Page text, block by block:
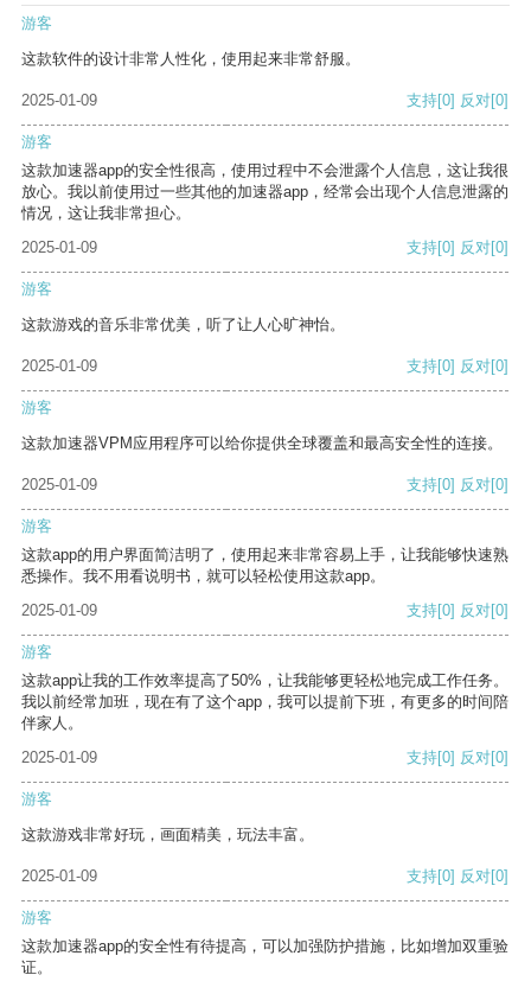
游客
这款软件的设计非常人性化，使用起来非常舒服。
2025-01-09 支持[0] 反对[0]
游客
这款加速器app的安全性很高，使用过程中不会泄露个人信息，这让我很
放心。我以前使用过一些其他的加速器app，经常会出现个人信息泄露的
情况，这让我非常担心。
2025-01-09
支持[0] 反对[0]
游客
这款游戏的音乐非常优美，听了让人心旷神怡。
2025-01-09 支持[0] 反对[0]
游客
这款加速器VPM应用程序可以给你提供全球覆盖和最高安全性的连接。
2025-01-09 支持[0] 反对[0]
游客
这款app的用户界面简洁明了，使用起来非常容易上手，让我能够快速熟
悉操作。我不用看说明书，就可以轻松使用这款app。
2025-01-09
支持[0] 反对[0]
游客
这款app让我的工作效率提高了50%，让我能够更轻松地完成工作任务。
我以前经常加班，现在有了这个app，我可以提前下班，有更多的时间陪
伴家人。
2025-01-09
支持[0] 反对[0]
游客
这款游戏非常好玩，画面精美，玩法丰富。
2025-01-09 支持[0] 反对[0]
游客
这款加速器app的安全性有待提高，可以加强防护措施，比如增加双重验
证。